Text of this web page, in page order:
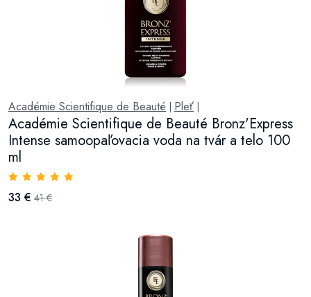
Académie Scientifique de Beauté Pleť
Académie Scientifique de Beauté Bronz'Express
Intense samoopaľovacia voda na tvár a telo 100
ml
33 € 41 €